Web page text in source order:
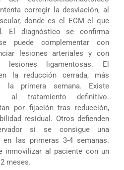
corregir la desviación, al
donde es el ECM el que
El diagnóstico se confirma
puede complementar con
lesiones arteriales y con
lesiones ligamentosas. El
la reducción cerrada, más
primera semana. Existe
al tratamiento definitivo.
por fijación tras reducción,
residual. Otros defienden
si se consigue una
las primeras 3-4 semanas.
inmovilizar al paciente con un
meses.